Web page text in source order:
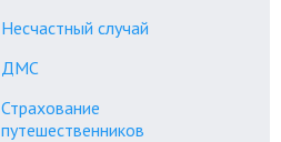
Несчастный случай
ДМС
Страхование
путешественников